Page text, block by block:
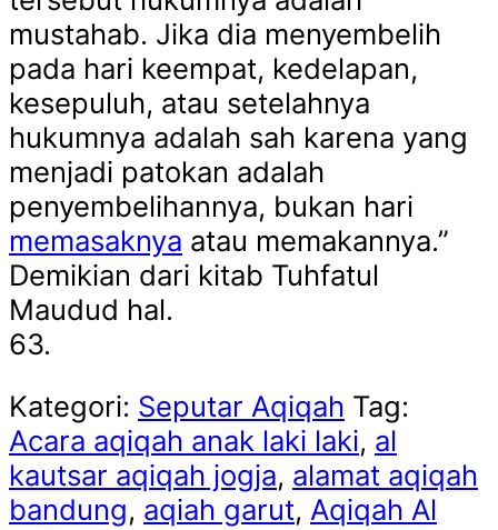
mustahab. Jika dia menyembelih
pada hari keempat, kedelapan,
kesepuluh, atau setelahnya
hukumnya adalah sah karena yang
menjadi patokan adalah
penyembelihannya, bukan hari
memasaknya atau memakannya.”
Demikian dari kitab Tuhfatul
Maudud hal.
63.
Kategori: Seputar Aqiqah Tag:
Acara aqiqah anak laki laki, al
kautsar aqiqah jogja, alamat aqiqah
bandung, aqiah garut, Aqiqah Al